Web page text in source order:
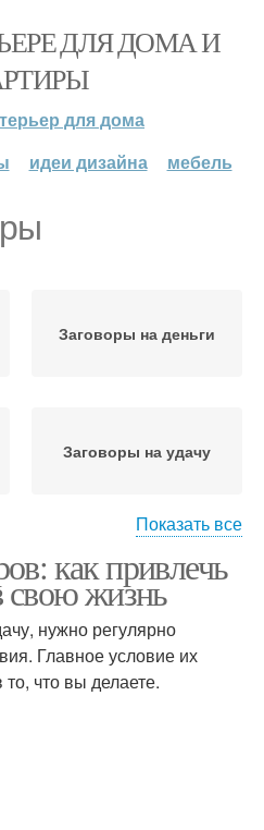
ДЛЯ ДОМА И
для дома
идеи дизайна мебель
Заговоры на деньги
Заговоры на удачу
Заговор на соль
Заговор на удачу
Показать все
как привлечь
свою жизнь
нужно регулярно
Главное условие их
что вы делаете.